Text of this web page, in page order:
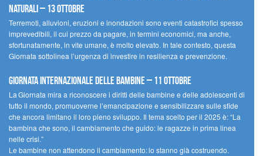
naturali – 13 ottobre
Terremoti, alluvioni, eruzioni e inondazioni sono eventi catastrofici spesso
imprevedibili, il cui prezzo da pagare, in termini economici, ma anche,
sfortunatamente, in vite umane, è molto elevato. In tale contesto, questa
Giornata sottolinea l’urgenza di investire in resilienza e prevenzione.
Giornata internazionale delle bambine – 11 ottobre
La Giornata mira a riconoscere i diritti delle bambine e delle adolescenti di
tutto il mondo, promuoverne l’emancipazione e sensibilizzare sulle sfide
che ancora limitano il loro pieno sviluppo. Il tema scelto per il 2025 è: “La
bambina che sono, il cambiamento che guido: le ragazze in prima linea
nelle crisi.”
Le bambine non attendono il cambiamento: lo stanno già costruendo.